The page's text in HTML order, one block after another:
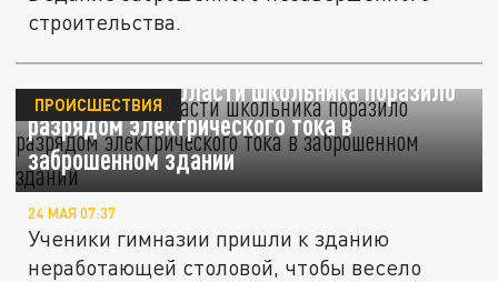
строительства.
В Ростовской области школьника поразило
разрядом электрического тока в
заброшенном здании
ПРОИСШЕСТВИЯ
24 МАЯ 07:37
Ученики гимназии пришли к зданию
неработающей столовой, чтобы весело